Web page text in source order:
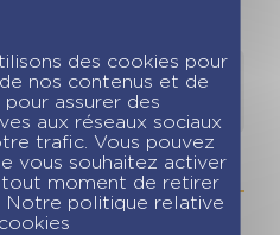
Auteurs
des cookies pour
nos contenus et de
assurer des
aux réseaux sociaux
trafic. Vous pouvez
vous souhaitez activer
moment de retirer
politique relative